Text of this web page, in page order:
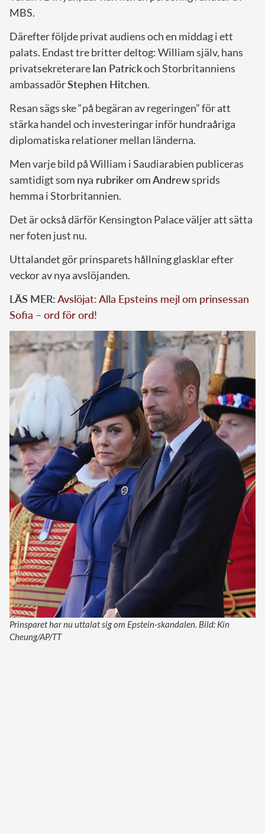
MBS.
Därefter följde privat audiens och en middag i ett
palats. Endast tre britter deltog: William själv, hans
privatsekreterareIan Patrickoch Storbritanniens
ambassadörStephen Hitchen.
Resan sägs ske “på begäran av regeringen” för att
stärka handel och investeringar inför hundraåriga
diplomatiska relationer mellan länderna.
Men varje bild på William i Saudiarabien publiceras
samtidigt som nya rubriker om Andrewsprids
hemma i Storbritannien.
Det är också därför Kensington Palace väljer att sätta
ner foten just nu.
Uttalandet gör prinsparets hållning glasklar efter
veckor av nya avslöjanden.
LÄS MER:Avslöjat: Alla Epsteins mejl om prinsessan
Sofia – ord för ord!
Prinsparet har nu uttalat sig om Epstein-skandalen. Bild: Kin
Cheung/AP/TT